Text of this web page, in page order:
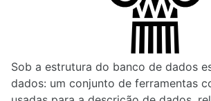
Sob a estrutura do banco de dados
dados: um conjunto de ferramentas